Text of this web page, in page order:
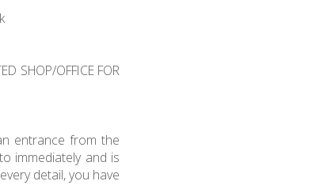
SHOP/OFFICE FOR
entrance from the
immediately and is
detail, you have